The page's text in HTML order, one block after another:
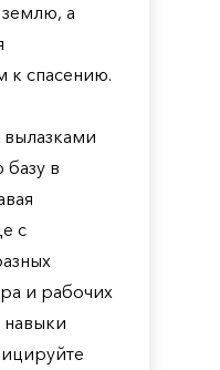
а
к спасению.
базу в
с
и рабочих
навыки